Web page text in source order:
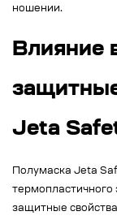
ношении.
Влияние
Jeta
Полумаска Jeta
термопластичного
защитные